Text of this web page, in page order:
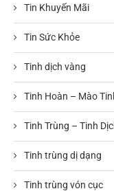
Tin Khuyến Mãi
Tin Sức Khỏe
Tinh dịch vàng
Tinh Hoàn – Mào
Tinh Trùng – Tinh
Tinh trùng dị dạng
Tinh trùng vón cục